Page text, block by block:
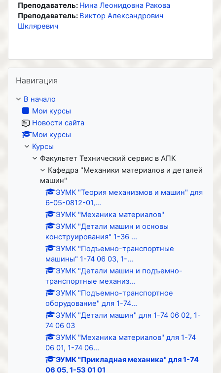
Преподаватель: Нина Леонидовна Ракова
Преподаватель: Виктор Александрович
Шкляревич
Навигация
В начало
Мои курсы
Новости сайта
Мои курсы
Курсы
Факультет Технический сервис в АПК
Кафедра "Механики материалов и деталей
машин"
ЭУМК "Теория механизмов и машин" для
6-05-0812-01,...
ЭУМК "Механика материалов"
ЭУМК "Детали машин и основы
конструирования" 1-36 ...
ЭУМК "Подъемно-транспортные
машины" 1-74 06 03, 1-...
ЭУМК "Детали машин и подъемно-
транспортные механиз...
ЭУМК "Подъемно-транспортное
оборудование" для 1-74...
ЭУМК "Детали машин" для 1-74 06 02, 1-
74 06 03
ЭУМК "Механика материалов" для 1-74
06 01, 1-74 06...
ЭУМК "Прикладная механика" для 1-74
06 05, 1-53 01 01